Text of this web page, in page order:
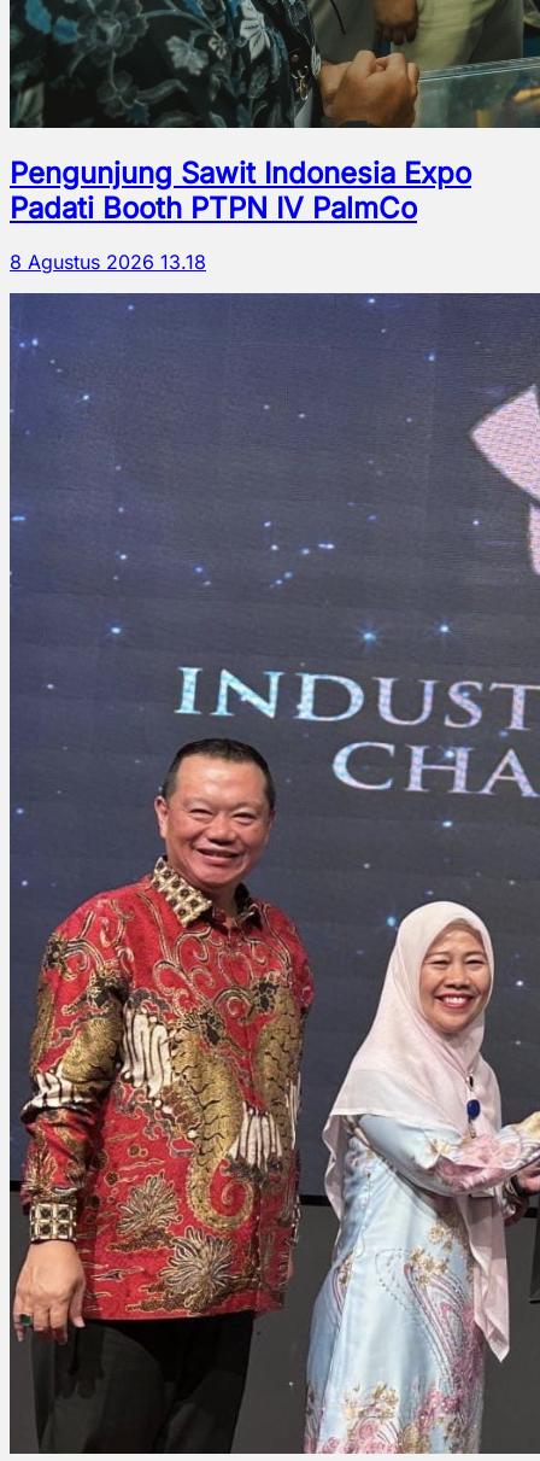
Pengunjung Sawit Indonesia Expo
Padati Booth PTPN IV PalmCo
8 Agustus 2026 13.18